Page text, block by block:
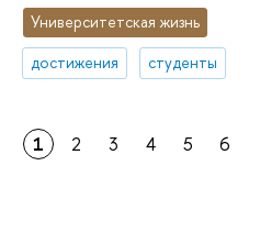
Университетская жизнь
достижения
студенты
1 2 3 4 5 6